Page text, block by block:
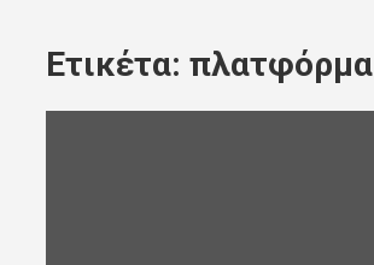
Ετικέτα: πλατφόρμα